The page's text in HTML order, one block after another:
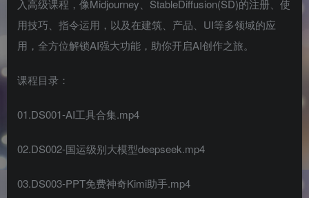
入高级课程，像Midjourney、StableDiffusion(SD)的注册、使
用技巧、指令运用，以及在建筑、产品、UI等多领域的应
用，全方位解锁AI强大功能，助你开启AI创作之旅。
课程目录：
01.DS001-AI工具合集.mp4
02.DS002-国运级别大模型deepseek.mp4
03.DS003-PPT免费神奇Kimi助手.mp4